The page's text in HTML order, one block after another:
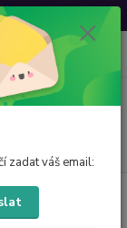
Menu
0
za
z jemných
zadat váš email: